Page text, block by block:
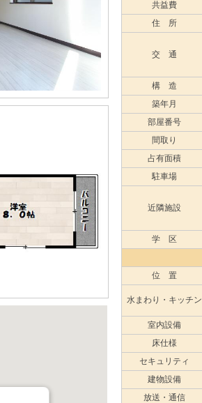
共益費
住 所
交 通
構 造
築年月
部屋番号
間取り
占有面積
駐車場
近隣施設
学 区
位 置
水まわり・キッチン
室内設備
床仕様
セキュリティ
建物設備
放送・通信